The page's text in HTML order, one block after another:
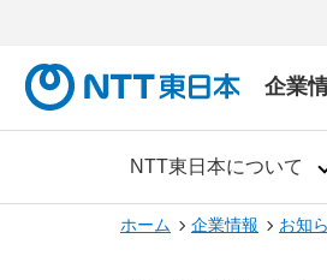
企業
NTT東日本について
ホーム 企業情報 お知